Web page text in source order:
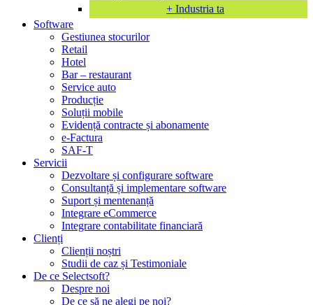
+ Industria ta
Software
Gestiunea stocurilor
Retail
Hotel
Bar – restaurant
Service auto
Producție
Soluții mobile
Evidență contracte și abonamente
e-Factura
SAF-T
Servicii
Dezvoltare și configurare software
Consultanță și implementare software
Suport și mentenanță
Integrare eCommerce
Integrare contabilitate financiară
Clienți
Clienții noștri
Studii de caz și Testimoniale
De ce Selectsoft?
Despre noi
De ce să ne alegi pe noi?